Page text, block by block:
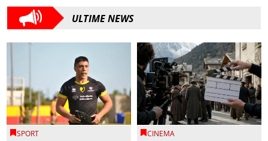
ULTIME NEWS
SPORT CINEMA